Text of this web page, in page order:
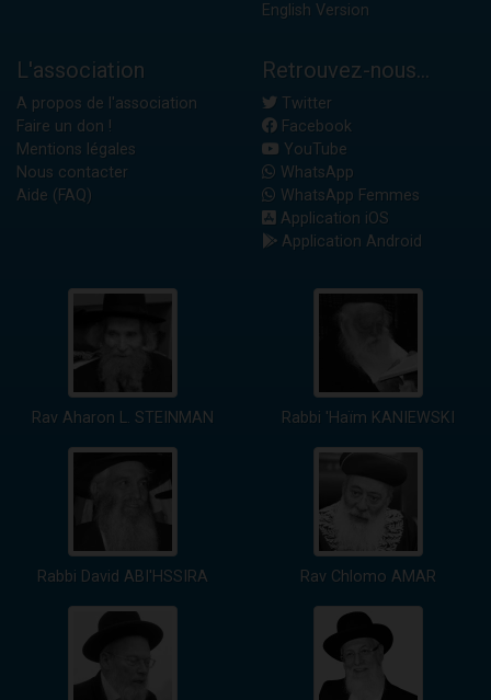
English Version
L'association
A propos de l'association
Faire un don !
Mentions légales
Nous contacter
Aide (FAQ)
Retrouvez-nous...
Twitter
Facebook
YouTube
WhatsApp
WhatsApp Femmes
Application iOS
Application Android
Rav Aharon L. STEINMAN Rabbi 'Haïm KANIEWSKI
Rabbi David ABI'HSSIRA Rav Chlomo AMAR